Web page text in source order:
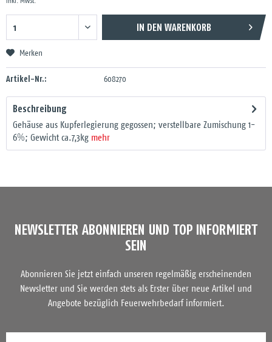
IN DEN WARENKORB
Merken
Artikel-Nr.: 608270
Beschreibung
Gehäuse aus Kupferlegierung gegossen; verstellbare Zumischung 1-
6%; Gewicht ca.7,3kg mehr
NEWSLETTER ABONNIEREN UND TOP INFORMIERT
SEIN
Abonnieren Sie jetzt einfach unseren regelmäßig erscheinenden
Newsletter und Sie werden stets als Erster über neue Artikel und
Angebote bezüglich Feuerwehrbedarf informiert.